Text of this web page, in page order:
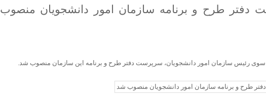
علم‌الهدی: دو گفتمان انحرافی «تسلیم» و «یاس» مقاومت را تضعیف می‌کند
دفاع از ایران گاه در یک تیتر دقیق و یک قلم مسئولانه خلاصه می شود
دفتر طرح و برنامه سازمان امور دانشجویان منصوب
رئیس سازمان امور دانشجویان، سرپرست دفتر طرح و برنامه این سازمان منصوب شد.